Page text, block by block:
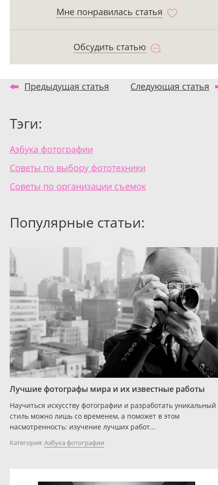
Мне понравилась статья
Обсудить статью
Предыдущая статья Следующая статья
Тэги:
Азбука фотографии
Советы по выбору фототехники
Советы по организации съемок
Популярные статьи:
Лучшие фотографы мира и их известные работы
Научиться искусству фотографии и разработать уникальный
стиль можно лишь со временем, а поможет в этом
насмотренность: изучение лучших работ...
Категория:Азбука фотографии